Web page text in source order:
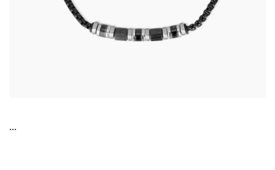
...